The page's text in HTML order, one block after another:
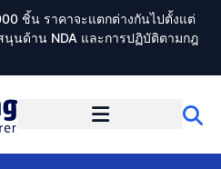
ชิ้น ราคาจะแตกต่างกันไปตั้งแต่
นด้าน NDA และการปฏิบัติตามกฎ